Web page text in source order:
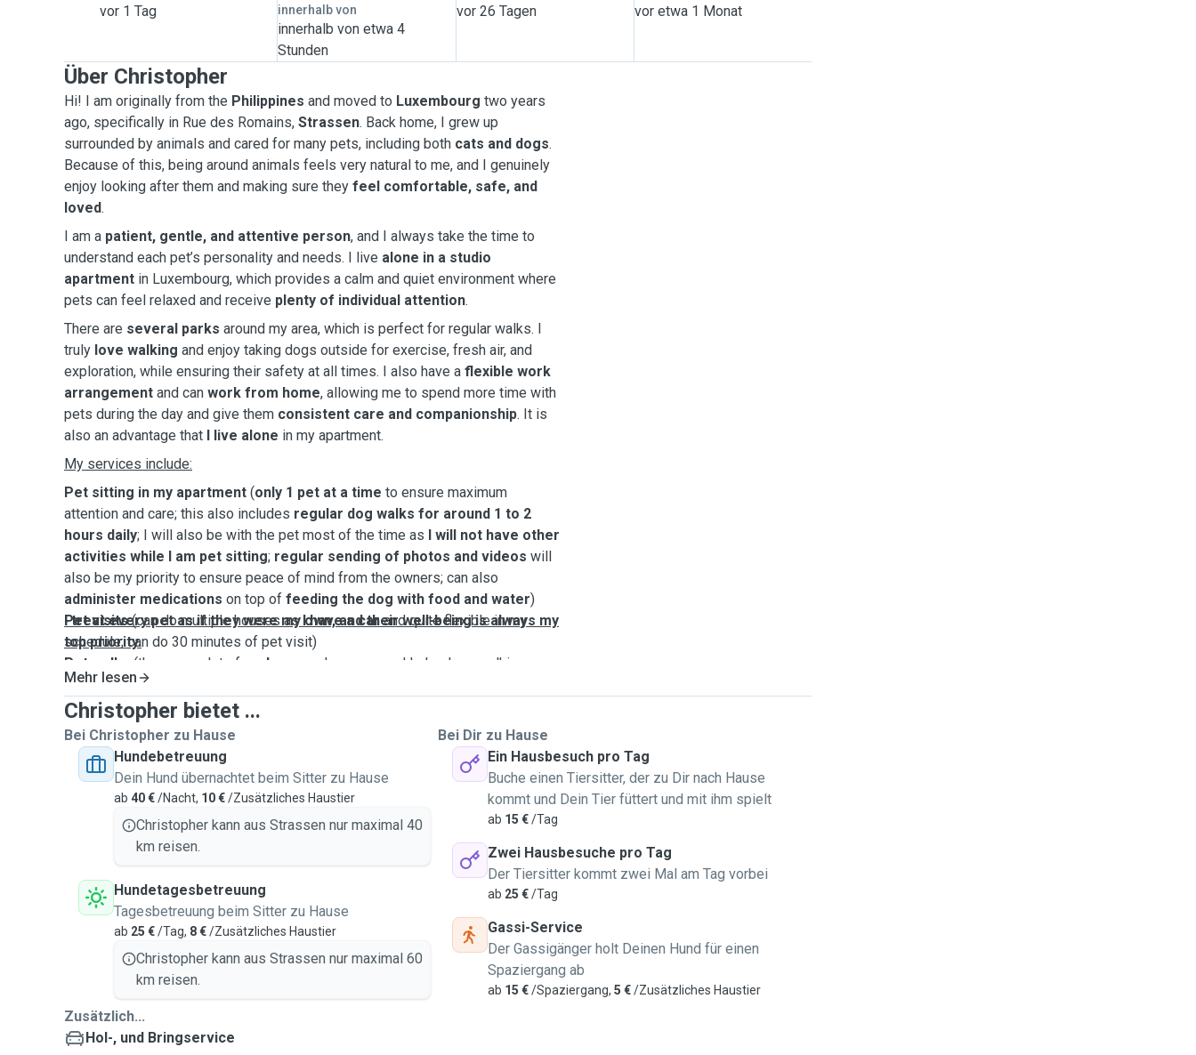
vor 1 Tag
innerhalb von
innerhalb von etwa 4
Stunden
vor 26 Tagen vor etwa 1 Monat
Über Christopher
Hi! I am originally from the Philippines and moved to Luxembourg two years
ago, specifically in Rue des Romains, Strassen. Back home, I grew up
surrounded by animals and cared for many pets, including both cats and dogs.
Because of this, being around animals feels very natural to me, and I genuinely
enjoy looking after them and making sure they feel comfortable, safe, and
loved.
I am a patient, gentle, and attentive person, and I always take the time to
understand each pet’s personality and needs. I live alone in a studio
apartment in Luxembourg, which provides a calm and quiet environment where
pets can feel relaxed and receive plenty of individual attention.
There are several parks around my area, which is perfect for regular walks. I
truly love walking and enjoy taking dogs outside for exercise, fresh air, and
exploration, while ensuring their safety at all times. I also have a flexible work
arrangement and can work from home, allowing me to spend more time with
pets during the day and give them consistent care and companionship. It is
also an advantage that I live alone in my apartment.
My services include:
Pet sitting in my apartment (only 1 pet at a time to ensure maximum
attention and care; this also includes regular dog walks for around 1 to 2
hours daily; I will also be with the pet most of the time as I will not have other
activities while I am pet sitting; regular sending of photos and videos will
also be my priority to ensure peace of mind from the owners; can also
administer medications
on top of feeding the dog with food and water)
Pet visits(can do multiple houses asI have a carand quite flexible in my
schedule; can do 30 minutes of pet visit)
Pet walks
(there are a lot of parks
around my area and I also love walking
outside, especially in the forest; can do 1 to 2 hours)
I treat every pet as if they were my own, and their well-being is always my
top priority.
Mehr lesen
Christopher bietet ...
Bei Christopher zu Hause
Hundebetreuung
Dein Hund übernachtet beim Sitter zu Hause
ab 40 €/Nacht, 10 €/Zusätzliches Haustier
Christopher kann aus Strassen nur maximal 40
km reisen.
Hundetagesbetreuung
Tagesbetreuung beim Sitter zu Hause
ab 25 €/Tag, 8 €/Zusätzliches Haustier
Christopher kann aus Strassen nur maximal 60
km reisen.
Bei Dir zu Hause
Ein Hausbesuch pro Tag
Buche einen Tiersitter, der zu Dir nach Hause
kommt und Dein Tier füttert und mit ihm spielt
ab 15 €/Tag
Zwei Hausbesuche pro Tag
Der Tiersitter kommt zwei Mal am Tag vorbei
ab 25 €/Tag
Gassi-Service
Der Gassigänger holt Deinen Hund für einen
Spaziergang ab
ab 15 €/Spaziergang, 5 €/Zusätzliches Haustier
Zusätzlich...
Hol-, und Bringservice